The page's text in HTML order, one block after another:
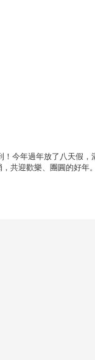
今年過年放了八天假，
共迎歡樂、團圓的好年。